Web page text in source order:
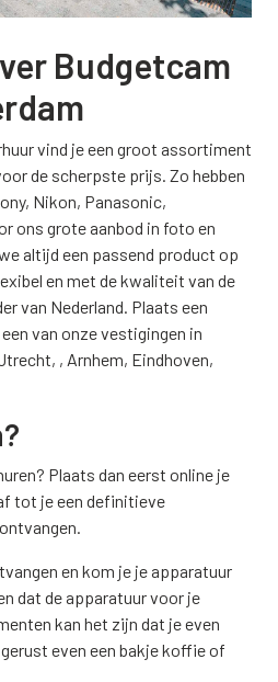
Budgetcam
vind je een groot assortiment
de scherpste prijs. Zo hebben
Nikon, Panasonic,
ons grote aanbod in foto en
altijd een passend product op
en met de kwaliteit van de
van Nederland. Plaats een
van onze vestigingen in
, Arnhem, Eindhoven,
Plaats dan eerst online je
tot je een definitieve
en kom je je apparatuur
dat de apparatuur voor je
kan het zijn dat je even
even een bakje koffie of